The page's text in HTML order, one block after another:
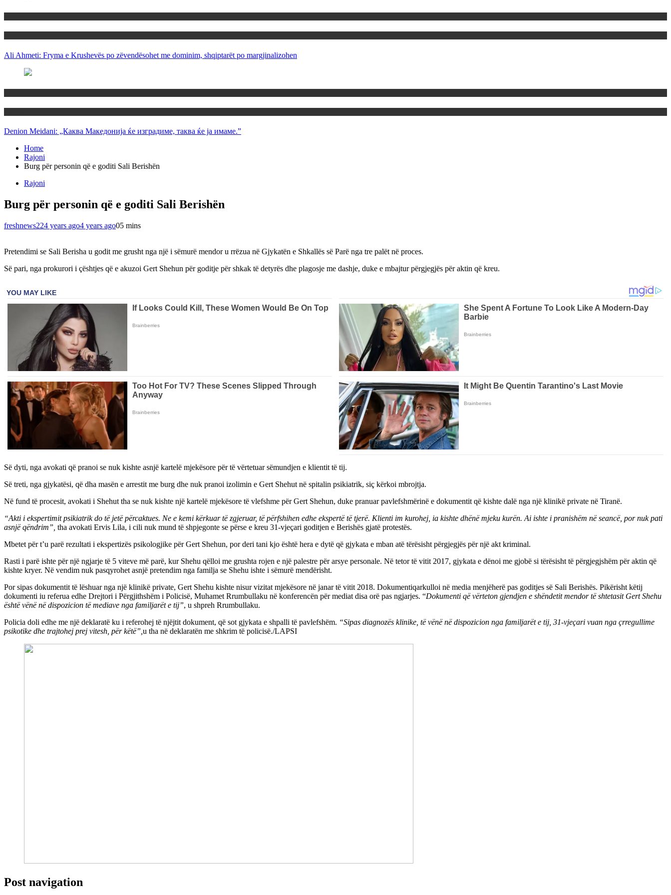
Ali Ahmeti: Fryma e Krushevës po zëvendësohet me dominim, shqiptarët po margjinalizohen
Denion Meidani: „Каква Македонија ќе изградиме, таква ќе ја имаме.”
Home
Rajoni
Burg për personin që e goditi Sali Berishën
Rajoni
Burg për personin që e goditi Sali Berishën
freshnews224 years ago4 years ago05 mins
Pretendimi se Sali Berisha u godit me grusht nga një i sëmurë mendor u rrëzua në Gjykatën e Shkallës së Parë nga tre palët në proces.
Së pari, nga prokurori i çështjes që e akuzoi Gert Shehun për goditje për shkak të detyrës dhe plagosje me dashje, duke e mbajtur përgjegjës për aktin që kreu.
Së dyti, nga avokati që pranoi se nuk kishte asnjë kartelë mjekësore për të vërtetuar sëmundjen e klientit të tij.
Së treti, nga gjykatësi, që dha masën e arrestit me burg dhe nuk pranoi izolimin e Gert Shehut në spitalin psikiatrik, siç kërkoi mbrojtja.
Në fund të procesit, avokati i Shehut tha se nuk kishte një kartelë mjekësore të vlefshme për Gert Shehun, duke pranuar pavlefshmërinë e dokumentit që kishte dalë nga një klinikë private në Tiranë.
“Akti i ekspertimit psikiatrik do të jetë përcaktues. Ne e kemi kërkuar të zgjeruar, të përfshihen edhe ekspertë të tjerë. Klienti im kurohej, ia kishte dhënë mjeku kurën. Ai ishte i pranishëm në seancë, por nuk pati
asnjë qëndrim”, tha avokati Ervis Lila, i cili nuk mund të shpjegonte se përse e kreu 31-vjeçari goditjen e Berishës gjatë protestës.
Mbetet për t’u parë rezultati i ekspertizës psikologjike për Gert Shehun, por deri tani kjo është hera e dytë që gjykata e mban atë tërësisht përgjegjës për një akt kriminal.
Rasti i parë ishte për një ngjarje të 5 viteve më parë, kur Shehu qëlloi me grushta rojen e një palestre për arsye personale. Në tetor të vitit 2017, gjykata e dënoi me gjobë si tërësisht të përgjegjshëm për aktin që
kishte kryer. Në vendim nuk pasqyrohet asnjë pretendim nga familja se Shehu ishte i sëmurë mendërisht.
Por sipas dokumentit të lëshuar nga një klinikë private, Gert Shehu kishte nisur vizitat mjekësore në janar të vitit 2018. Dokumentiqarkulloi në media menjëherë pas goditjes së Sali Berishës. Pikërisht këtij
dokumenti iu referua edhe Drejtori i Përgjithshëm i Policisë, Muhamet Rrumbullaku në konferencën për mediat disa orë pas ngjarjes. “Dokumenti që vërteton gjendjen e shëndetit mendor të shtetasit Gert Shehu
është vënë në dispozicion të mediave nga familjarët e tij”, u shpreh Rrumbullaku.
Policia doli edhe me një deklaratë ku i referohej të njëjtit dokument, që sot gjykata e shpalli të pavlefshëm. “Sipas diagnozës klinike, të vënë në dispozicion nga familjarët e tij, 31-vjeçari vuan nga çrregullime
psikotike dhe trajtohej prej vitesh, për këtë”, u tha në deklaratën me shkrim të policisë./LAPSI
Post navigation